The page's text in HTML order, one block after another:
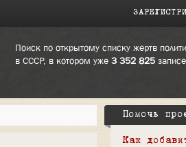
Поиск по открытому списку жертв
в СССР, в котором уже 3 352 825
Помочь
Как